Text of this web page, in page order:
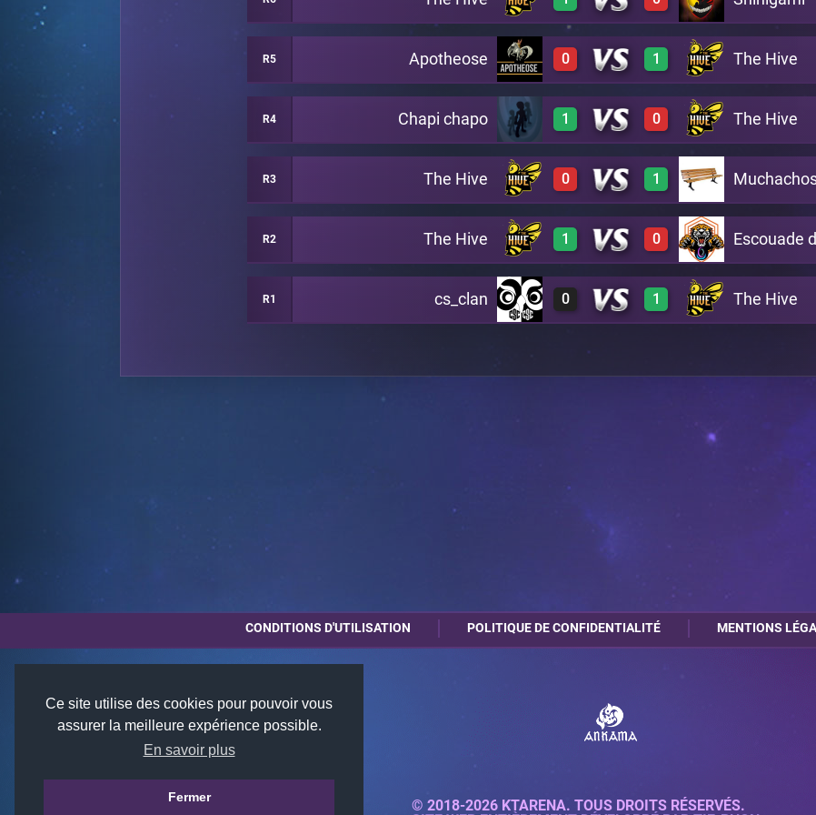
Ce site utilise des cookies pour pouvoir vous
assurer la meilleure expérience possible.
En savoir plus
Fermer
0 A8 3
3 B17 0
R5 Apotheose 0 The Hive
1
0 B10 3
R4 Chapi chapo 1 The Hive
0
2 A13 0
R3 The Hive 0 1
0 A14 3
R2 The Hive 1 Escouade
0
3 A15 0
R1 cs_clan 0 The Hive
1
CONDITIONS D'UTILISATION POLITIQUE DE CONFIDENTIALITÉ MENTIONS
© 2018-2026 KTARENA. TOUS DROITS RÉSERVÉS.